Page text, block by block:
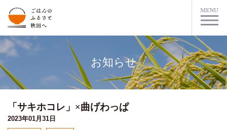
お知らせ
「サキホコレ」×曲げわっぱ
2023年01月31日